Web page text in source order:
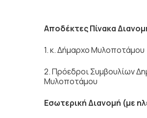
Αποδέκτες Πίνακα
1. κ. Δήμαρχο Μυλοποτάμου
2. Πρόεδροι Συμβουλίων
Μυλοποτάμου
Εσωτερική Διανομή (με